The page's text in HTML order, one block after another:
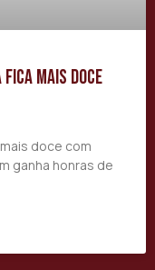
mais doce
doce com
ganha honras de